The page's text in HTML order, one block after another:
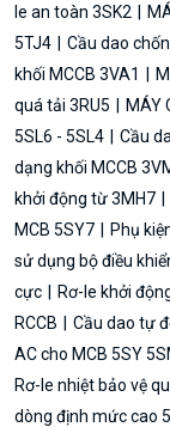
le an toàn 3SK2
5TJ4
Cầu dao
khối MCCB 3VA1
quá tải 3RU5
MÁY
5SL6 - 5SL4
Cầu
dạng khối MCCB
khởi động từ 3MH7
MCB 5SY7
Phụ
sử dụng bộ điều
cực
Rơ-le khởi
RCCB
Cầu dao tự
AC cho MCB 5SY
Rơ-le nhiệt bảo vệ
dòng định mức cao